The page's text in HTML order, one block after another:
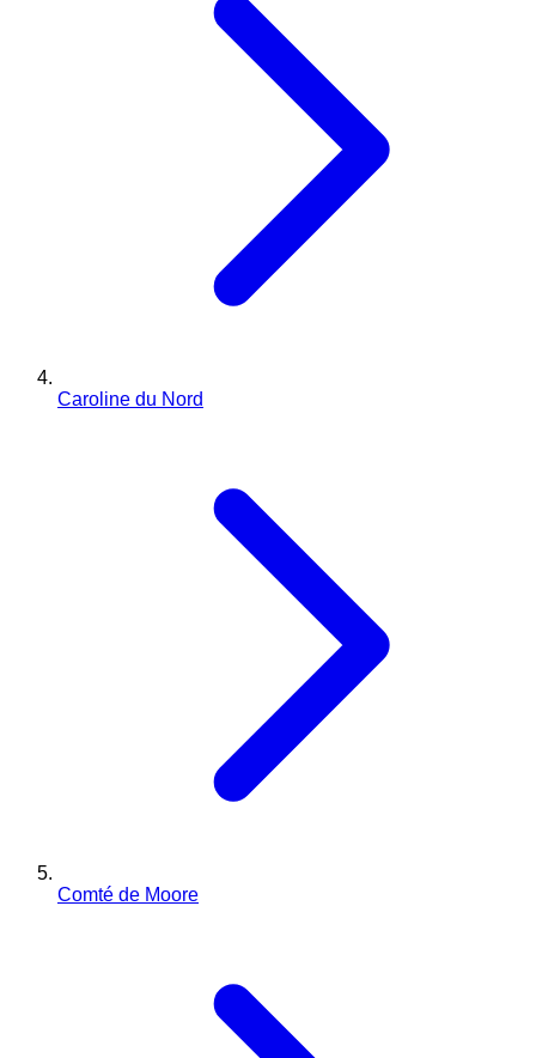
Caroline du Nord
Comté de Moore